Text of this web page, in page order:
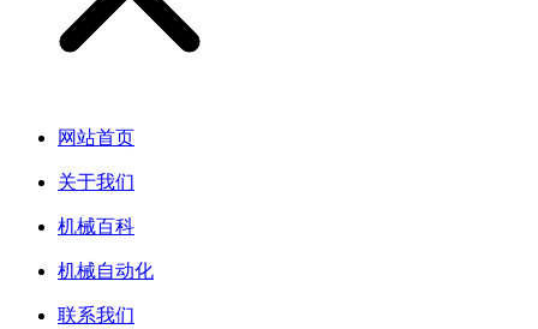
网站首页
关于我们
机械百科
机械自动化
联系我们